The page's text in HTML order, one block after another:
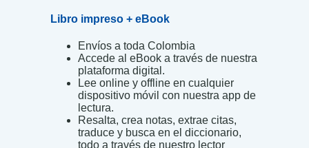
Libro impreso + eBook
Envíos a toda Colombia
Accede al eBook a través de nuestra
plataforma digital.
Lee online y offline en cualquier
dispositivo móvil con nuestra app de
lectura.
Resalta, crea notas, extrae citas,
traduce y busca en el diccionario,
todo a través de nuestro lector